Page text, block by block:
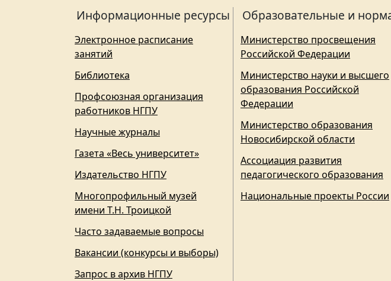
Информационные ресурсы
Электронное расписание
занятий
Библиотека
Профсоюзная организация
работников НГПУ
Научные журналы
Газета «Весь университет»
Издательство НГПУ
Многопрофильный музей
имени Т.Н. Троицкой
Часто задаваемые вопросы
Вакансии (конкурсы и выборы)
Запрос в архив НГПУ
Образовательные и
Министерство просвещения
Российской Федерации
Министерство науки и высшего
образования Российской
Федерации
Министерство образования
Новосибирской области
Ассоциация развития
педагогического образования
Национальные проекты России